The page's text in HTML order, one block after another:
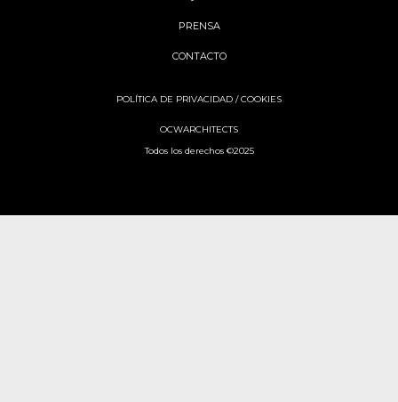
PRENSA
CONTACTO
POLÍTICA DE PRIVACIDAD /COOKIES
OCWARCHITECTS
Todos los derechos ©2025